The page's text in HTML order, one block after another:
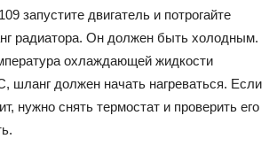
запустите двигатель и потрогайте
радиатора. Он должен быть холодным.
охлаждающей жидкости
шланг должен начать нагреваться. Если
нужно снять термостат и проверить его